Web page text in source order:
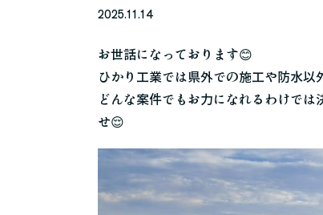
2025.11.14
お世話になっております😊
ひかり工業では県外での施工や防水以
どんな案件でもお力になれるわけで
せ😌